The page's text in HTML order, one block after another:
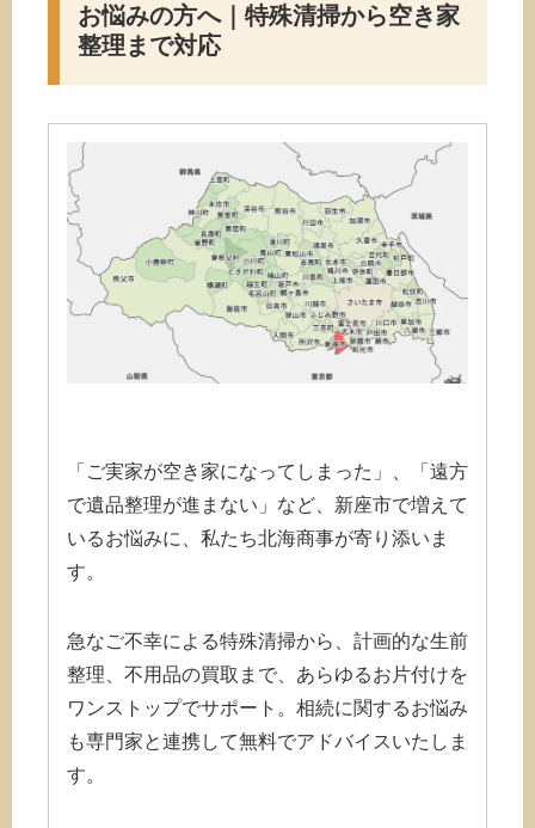
お悩みの方へ｜特殊清掃から空き家
整理まで対応
「ご実家が空き家になってしまった」、「遠方
で遺品整理が進まない」など、新座市で増えて
いるお悩みに、私たち北海商事が寄り添いま
す。
急なご不幸による特殊清掃から、計画的な生前
整理、不用品の買取まで、あらゆるお片付けを
ワンストップでサポート。相続に関するお悩み
も専門家と連携して無料でアドバイスいたしま
す。